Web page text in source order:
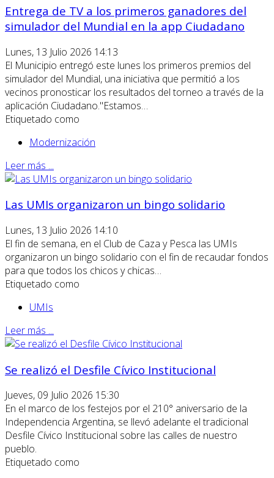
Entrega de TV a los primeros ganadores del
simulador del Mundial en la app Ciudadano
Lunes, 13 Julio 2026 14:13
El Municipio entregó este lunes los primeros premios del
simulador del Mundial, una iniciativa que permitió a los
vecinos pronosticar los resultados del torneo a través de la
aplicación Ciudadano."Estamos…
Etiquetado como
Modernización
Leer más ...
Las UMIs organizaron un bingo solidario
Lunes, 13 Julio 2026 14:10
El fin de semana, en el Club de Caza y Pesca las UMIs
organizaron un bingo solidario con el fin de recaudar fondos
para que todos los chicos y chicas…
Etiquetado como
UMIs
Leer más ...
Se realizó el Desfile Cívico Institucional
Jueves, 09 Julio 2026 15:30
En el marco de los festejos por el 210° aniversario de la
Independencia Argentina, se llevó adelante el tradicional
Desfile Cívico Institucional sobre las calles de nuestro
pueblo.
Etiquetado como